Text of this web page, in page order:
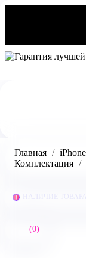
Главная iPhone
Комплектация
(0)